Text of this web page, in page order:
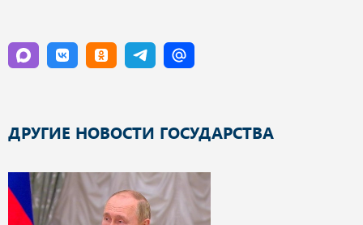
ДРУГИЕ НОВОСТИ ГОСУДАРСТВА